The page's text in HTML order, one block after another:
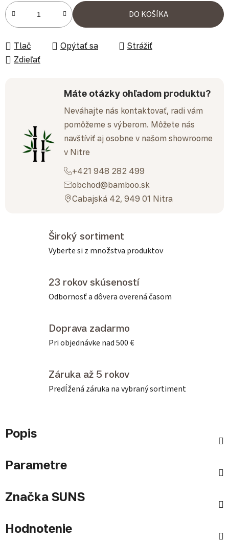
Jednotková cena:
DO KOŠÍKA
Tlač Opýtať sa
Strážiť
Zdieľať
Máte otázky ohľadom produktu?
Neváhajte nás kontaktovať, radi vám
pomôžeme s výberom. Môžete nás
navštíviť aj osobne v našom showroome
v Nitre
+421 948 282 499
obchod@bamboo.sk
Cabajská 42, 949 01 Nitra
Široký sortiment
Vyberte si z množstva produktov
23 rokov skúseností
Odbornosť a dôvera overená časom
Doprava zadarmo
Pri objednávke nad 500 €
Záruka až 5 rokov
Predĺžená záruka na vybraný sortiment
Popis
Parametre
Značka SUNS
Hodnotenie